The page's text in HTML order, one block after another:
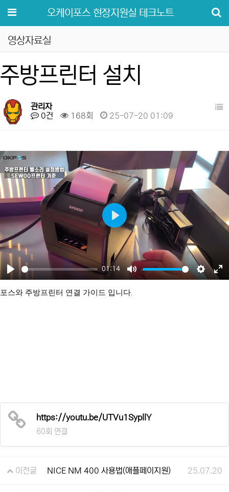
메뉴 오케이포스 현장지원실 테크노트
영상자료실
주방프린터 설치
관리자
0건
168회 25-07-20 01:09
Play
01:14
Mute
Play
포스와 주방프린터 연결 가이드 입니다.
https://youtu.be/UTVu1SypllY
60회 연결
이전글 NICE NM 400 사용법(애플페이지원) 25.07.20